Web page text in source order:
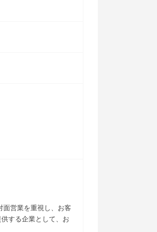
面営業を重視し、お客
する企業として、お